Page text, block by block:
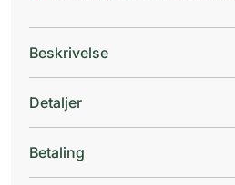
Beskrivelse
Detaljer
Betaling